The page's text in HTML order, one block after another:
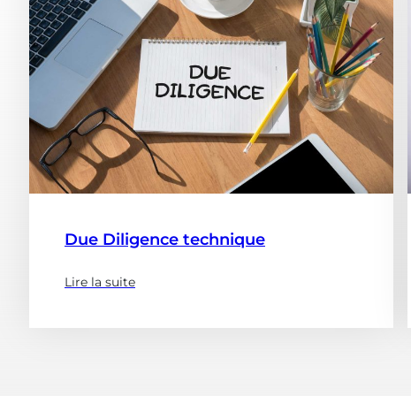
Due Diligence technique
Lire la suite
(à